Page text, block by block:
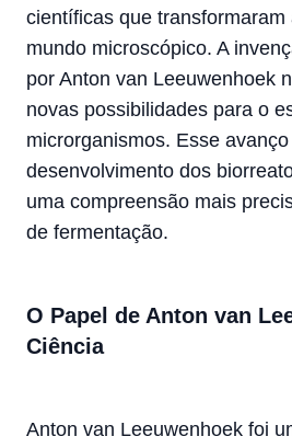
científicas que
mundo microscópico. A
por Anton van Leeuwenhoek
novas possibilidades para o
microrganismos. Esse
desenvolvimento dos
uma compreensão mais
de fermentação.
O Papel de Anton van
Ciência
Anton van Leeuwenhoek foi